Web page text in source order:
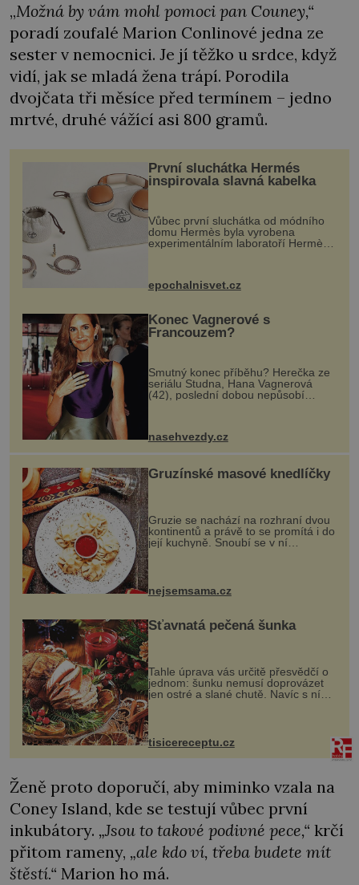
„Možná by vám mohl pomoci pan Couney,“
poradí zoufalé Marion Conlinové jedna ze
sester v nemocnici. Je jí těžko u srdce, když
vidí, jak se mladá žena trápí. Porodila
dvojčata tři měsíce před termínem – jedno
mrtvé, druhé vážící asi 800 gramů.
První sluchátka Hermés
inspirovala slavná kabelka
Vůbec první sluchátka od módního
domu Hermès byla vyrobena
experimentálním laboratoří Hermès
kovový...
epochalnisvet.cz
Konec Vagnerové s
Francouzem?
Smutný konec příběhu? Herečka ze
seriálu Studna, Hana Vagnerová
(42), poslední dobou nepůsobí
nasehvezdy.cz
Gruzínské masové knedlíčky
Gruzie se nachází na rozhraní dvou
kontinentů a právě to se promítá i do
její kuchyně. Snoubí se v ní
evropské a asijské chutě a díky tomu
pokrmy, které rozhodně st...
nejsemsama.cz
Šťavnatá pečená šunka
Tahle úprava vás určitě přesvědčí o
jednom: šunku nemusí doprovázet
jen ostré a slané chutě. Navíc s ní
nakrmíte poměrně hodně hladových
krků. Ingredience sádlo 3 kg šunky
vcelku 3 stroužky česneku hl...
tisicereceptu.cz
Ženě proto doporučí, aby miminko vzala na
Coney Island, kde se testují vůbec první
inkubátory. „Jsou to takové podivné pece,“ krčí
přitom rameny, „ale kdo ví, třeba budete mít
štěstí.“ Marion ho má.